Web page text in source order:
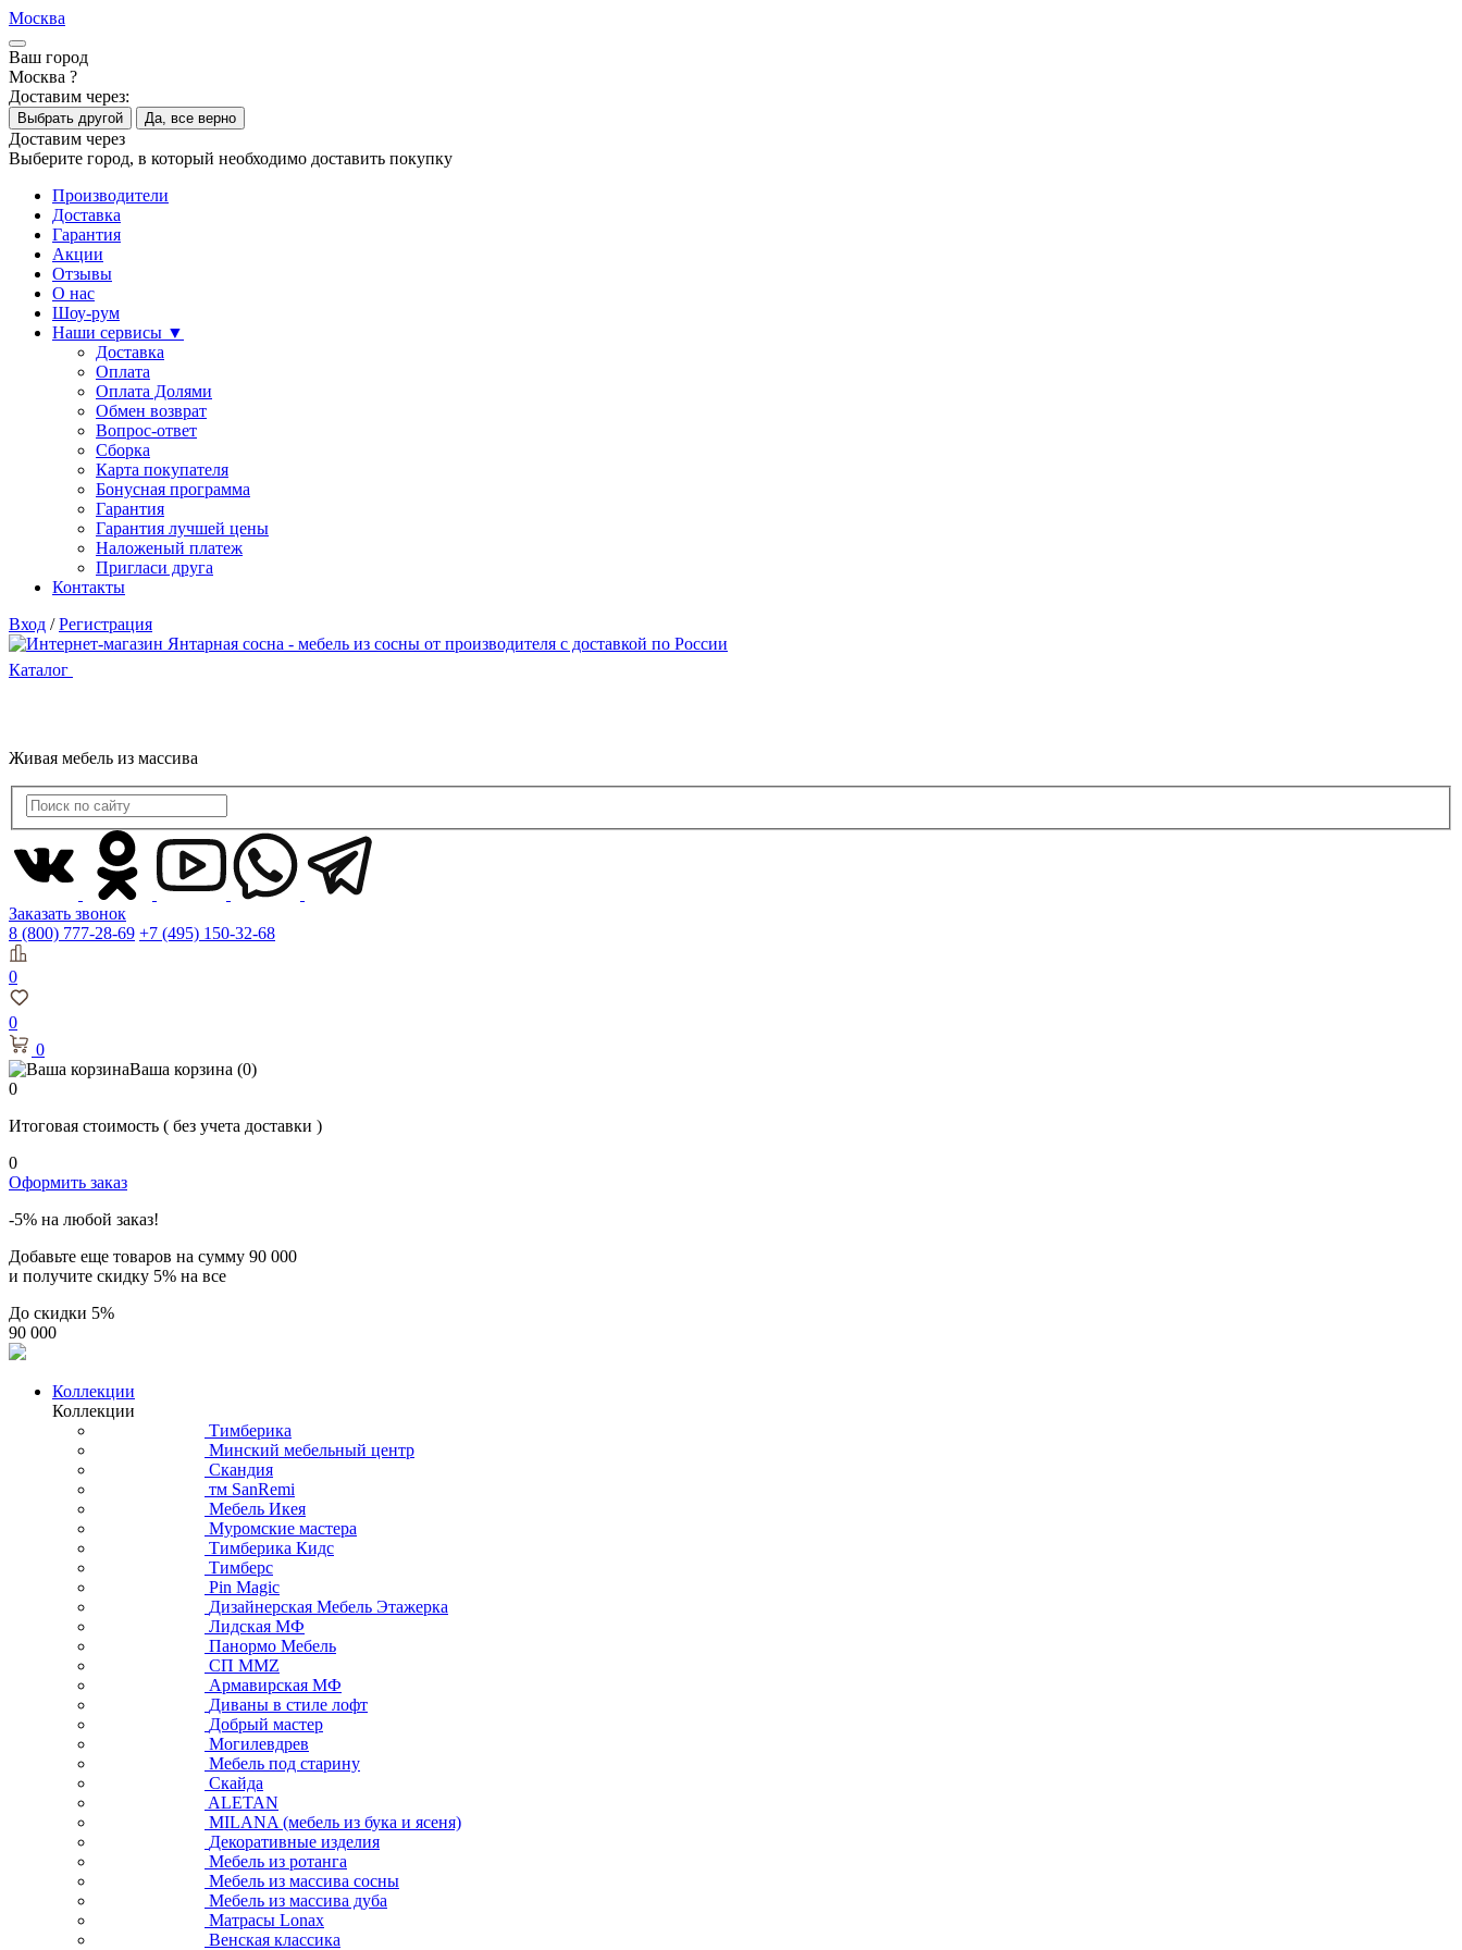
Москва
Ваш город
Москва ?
Доставим через:
Выбрать другой Да, все верно
Доставим через
Выберите город, в который необходимо доставить покупку
Производители
Доставка
Гарантия
Акции
Отзывы
О нас
Шоу-рум
Наши сервисы ▼
Доставка
Оплата
Оплата Долями
Обмен возврат
Вопрос-ответ
Сборка
Карта покупателя
Бонусная программа
Гарантия
Гарантия лучшей цены
Наложеный платеж
Пригласи друга
Контакты
Вход / Регистрация
Каталог
Живая мебель из массива
Заказать звонок
8 (800) 777-28-69 +7 (495) 150-32-68
0
0
0
Ваша корзина (0)
0
Итоговая стоимость ( без учета доставки )
0
Оформить заказ
-5% на любой заказ!
Добавьте еще товаров на сумму 90 000
и получите скидку 5% на все
До скидки 5%
90 000
Коллекции
Коллекции
Тимберика
Минский мебельный центр
Скандия
тм SanRemi
Мебель Икея
Муромские мастера
Тимберика Кидс
Тимберс
Pin Magic
Дизайнерская Мебель Этажерка
Лидская МФ
Панормо Мебель
СП ММZ
Армавирская МФ
Диваны в стиле лофт
Добрый мастер
Могилевдрев
Мебель под старину
Скайда
ALETAN
MILANA (мебель из бука и ясеня)
Декоративные изделия
Мебель из ротанга
Мебель из массива сосны
Мебель из массива дуба
Матрасы Lonax
Венская классика